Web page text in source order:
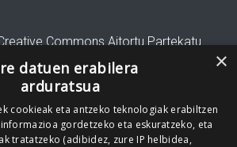
Commons Aitortu Partekatu
Codesyntaxek garatua
×
datuen erabilera
arduratsua
cookieak eta antzeko teknologiak erabiltzen
gordetzeko eta eskuratzeko, eta
tratatzeko (adibidez, zure IP helbidea,